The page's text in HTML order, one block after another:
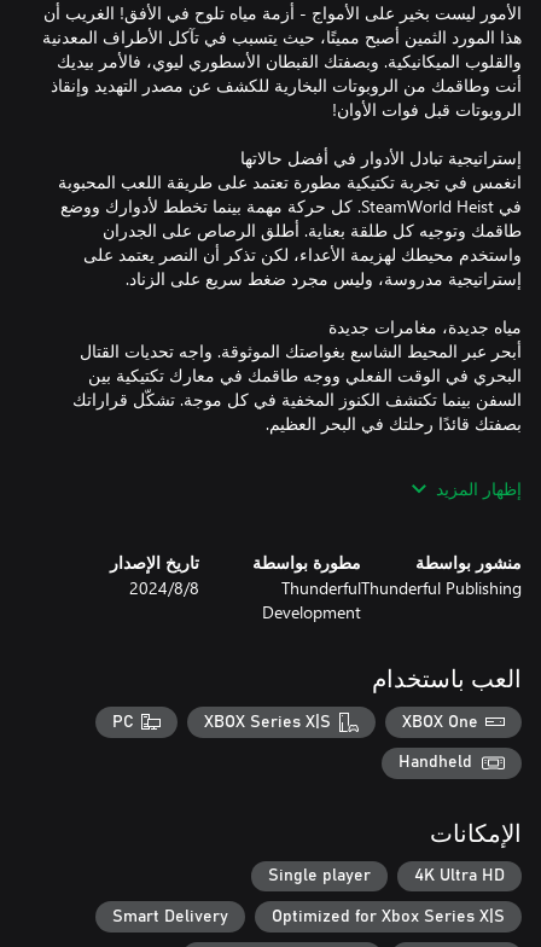
الأمور ليست بخير على الأمواج - أزمة مياه تلوح في الأفق! الغريب أن
هذا المورد الثمين أصبح مميتًا، حيث يتسبب في تآكل الأطراف المعدنية
والقلوب الميكانيكية. وبصفتك القبطان الأسطوري ليوي، فالأمر بيديك
أنت وطاقمك من الروبوتات البخارية للكشف عن مصدر التهديد وإنقاذ
انغمس في تجربة تكتيكية مطورة تعتمد على طريقة اللعب المحبوبة
في SteamWorld Heist. كل حركة مهمة بينما تخطط لأدوارك ووضع
طاقمك وتوجيه كل طلقة بعناية. أطلق الرصاص على الجدران
واستخدم محيطك لهزيمة الأعداء، لكن تذكر أن النصر يعتمد على
أبحر عبر المحيط الشاسع بغواصتك الموثوقة. واجه تحديات القتال
البحري في الوقت الفعلي ووجه طاقمك في معارك تكتيكية بين
السفن بينما تكتشف الكنوز المخفية في كل موجة. تشكّل قراراتك
تصويرية جديدة ستظل معك لفترة طويلة بعد إرساء سفينتك. أيضًا، مع
أكثر من 30 ساعة من اللعب، ستكون مغامرتك واسعة مثل المحيط
- اكتشف عالمًا شاسعًا مليئًا بالمعارك البحرية في الوقت الفعلي
- استكشف نظام العمل الجديد الغني لإنشاء طاقم يناسب أسلوب
إظهار المزيد
منشور بواسطة
Thunderful Publishing
مطورة بواسطة
Thunderful
Development
تاريخ الإصدار
8‏/8‏/2024
العب باستخدام
XBOX One
XBOX Series X|S
PC
Handheld
الإمكانات
4K Ultra HD
Single player
Optimized for Xbox Series X|S
Smart Delivery